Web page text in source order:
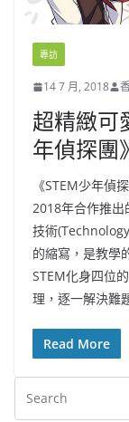
專訪
14 7 月, 2018
超精緻可
年偵探團
《STEM少年偵
2018年合作推出
技術
的縮寫，是教學
STEM化身四位
理，逐一解決難
Read More